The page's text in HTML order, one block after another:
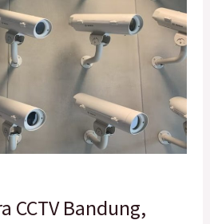
CCTV Bandung,